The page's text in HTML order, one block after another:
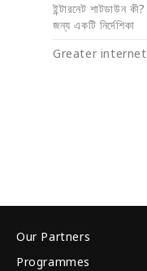
ইন্টারনেট শাটডাউন
জন্য একটি নির্দেশিকা
Greater
Our Partners
Programmes